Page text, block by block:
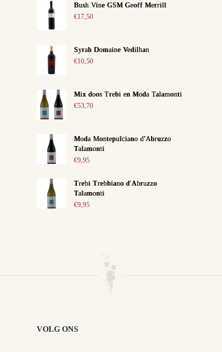
Bush Vine GSM Geoff Merrill
€17,50
Syrah Domaine Vedilhan
€10,50
Mix doos Trebi en Moda Talamonti
€53,70
Moda Montepulciano d'Abruzzo
Talamonti
€9,95
Trebi Trebbiano d'Abruzzo
Talamonti
€9,95
VOLG ONS